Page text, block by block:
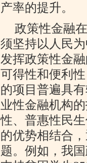
产率的提升。
政策性金融
须坚持以人民
发挥政策性金
可得性和便利
的项目普遍具
业性金融机构
性、普惠性民
的优势相结合
题。例如，我